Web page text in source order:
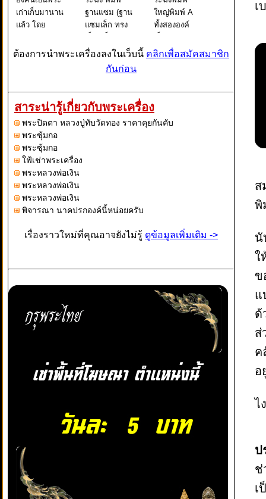
เก่าเก็บมานาน
แล้ว โดย
ขององค์พระ
อยู่ภายในซุ้ม
ที่มีลักษณะ
คล้ายกับระฆัง
โดยที
ฐานแซม (ฐาน
แซมเล็ก ทรง
หวงวิจารณ์
พระสมเด็จ
องค์นี้เนื้อหนึบ
มวลสารตาม
สูรวัดระฆัง ลง
รักษลงทองมา
ใหญ่พิมพ์ A
ทั้งสององค์
เดียวกันแต่
เป็นองค์ที่กด
จากแม่พิมพ์
ต้องการนำพระเครื่องลงในเว็บนี้ คลิกเพื่อสมัคสมาชิก
กันก่อน
สาระน่ารู้เกี่ยวกับพระเครื่อง
พระปิดตา หลวงปู่ทับวัดทอง ราคาคุยกันคับ
พระซุ้มกอ
พระซุ้มกอ
ใฟ้เช่าพระเครื่อง
พระหลวงพ่อเงิน
พระหลวงพ่อเงิน
พระหลวงพ่อเงิน
พิจารณา นาคปรกองค์นี้หน่อยครับ
เรื่องราวใหม่ที่คุณอาจยังไม่รู้ ดูข้อมูลเพิ่มเติม ->
เ
ส
พิ
นั
ใ
ข
แ
ด้
ส่
ค
อ
ไ
ป
ช่
เ